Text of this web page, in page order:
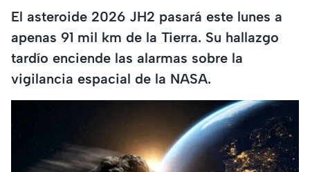
El asteroide 2026 JH2 pasará este lunes a
apenas 91 mil km de la Tierra. Su hallazgo
tardío enciende las alarmas sobre la
vigilancia espacial de la NASA.